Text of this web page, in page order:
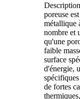
poreuse
métallique
nombre et
qu'une
faible
surface
d'énergie,
de fortes